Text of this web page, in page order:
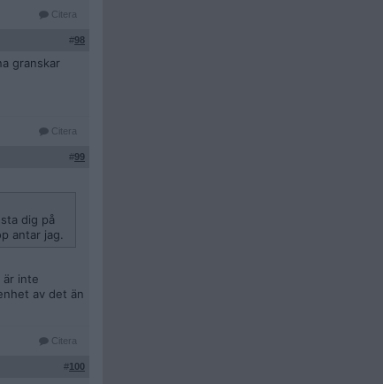
Citera
#98
granskar
Citera
#99
dig på
antar jag.
är inte
av det än
Citera
#100